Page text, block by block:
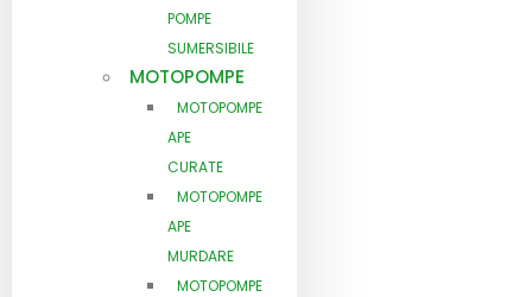
POMPE
SUMERSIBILE
MOTOPOMPE
MOTOPOMPE
APE
CURATE
MOTOPOMPE
APE
MURDARE
MOTOPOMPE